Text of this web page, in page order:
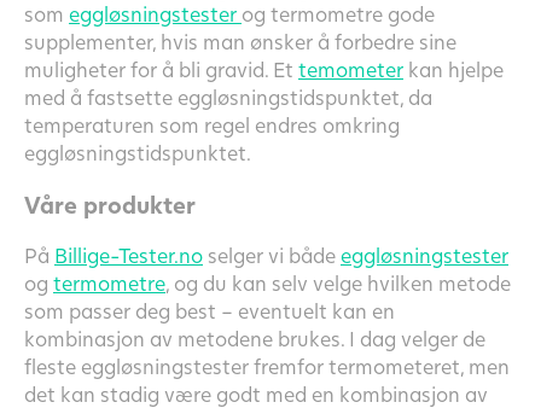
som eggløsningstester og termometre gode
supplementer, hvis man ønsker å forbedre sine
muligheter for å bli gravid. Et temometer kan hjelpe
med å fastsette eggløsningstidspunktet, da
temperaturen som regel endres omkring
eggløsningstidspunktet.
Våre produkter
På Billige-Tester.no selger vi bådeeggløsningstester
og termometre, og du kan selv velge hvilken metode
som passer deg best – eventuelt kan en
kombinasjon av metodene brukes. I dag velger de
fleste eggløsningstester fremfor termometeret, men
det kan stadig være godt med en kombinasjon av